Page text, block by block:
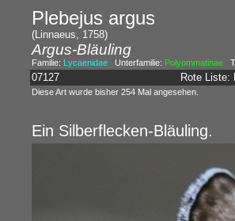
Plebejus argus
(Linnaeus, 1758)
Argus-Bläuling
Familie: LycaenidaeUnterfamilie: Polyommatinae
07127 Rote Liste:
Diese Art wurde bisher 254 Mal angesehen.
Ein Silberflecken-Bläuling.